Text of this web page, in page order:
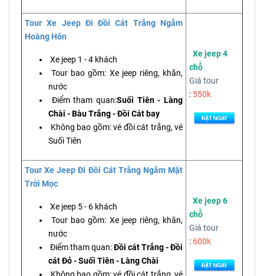
Tour Xe Jeep Đi Đồi Cát Trắng Ngắm
Hoàng Hôn
Xe jeep 1 - 4 khách
Tour bao gồm: Xe jeep riêng, khăn,
nước
Điểm tham quan:Suối Tiên - Làng
Chài - Bàu Trắng - Đồi Cát bay
Không bao gồm: vé đồi cát trắng, vé
Suối Tiên
Xe jeep 4
chỗ
Giá tour
: 550k
Tour Xe Jeep Đi Đồi Cát Trắng Ngắm Mặt
Trời Mọc
Xe jeep 5 - 6 khách
Tour bao gồm: Xe jeep riêng, khăn,
nước
Điểm tham quan:Đồi cát Trắng - Đồi
cát Đỏ - Suối Tiên - Làng Chài
Xe jeep 6
chỗ
Giá tour
: 600k